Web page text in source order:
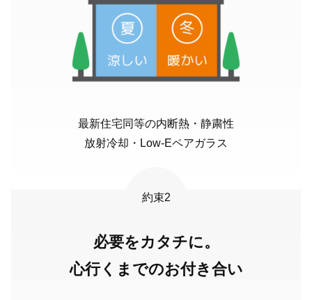
最新住宅同等の内断熱・静粛性
放射冷却・Low-Eペアガラス
約束2
必要をカタチに。
心行くまでのお付き合い